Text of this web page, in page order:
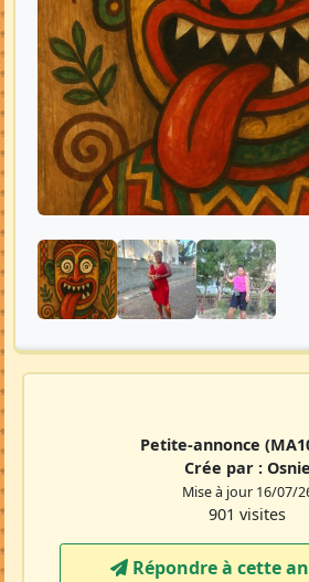
Petite-annonce
Crée par : Osnie
Mise à jour 16/07/
901 visites
Répondre à cette